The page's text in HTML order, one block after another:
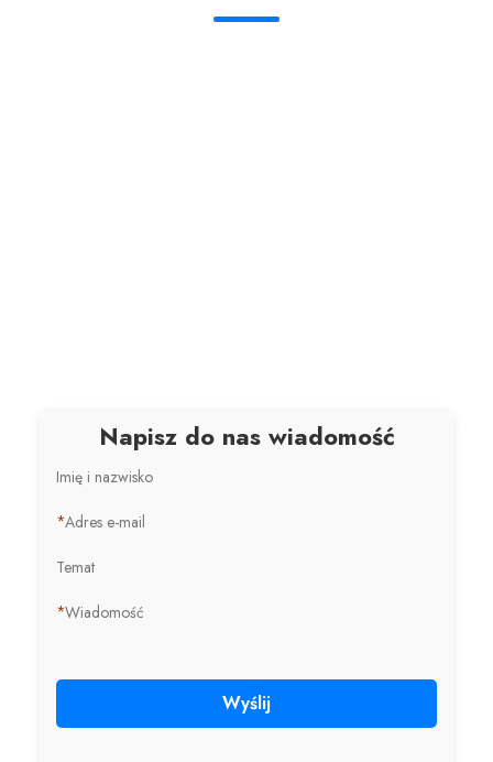
Napisz do nas wiadomość
Imię i nazwisko
*Adres e-mail
Temat
*Wiadomość
Wyślij